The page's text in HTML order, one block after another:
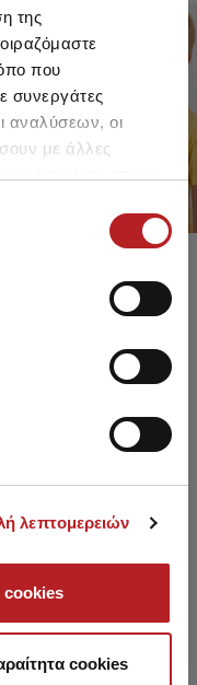
της
που
συνεργάτες
αναλύσεων, οι
με άλλες
λεπτομερειών
cookies
cookies
FOR BOYS
UP TO -30%
SHOP SALE